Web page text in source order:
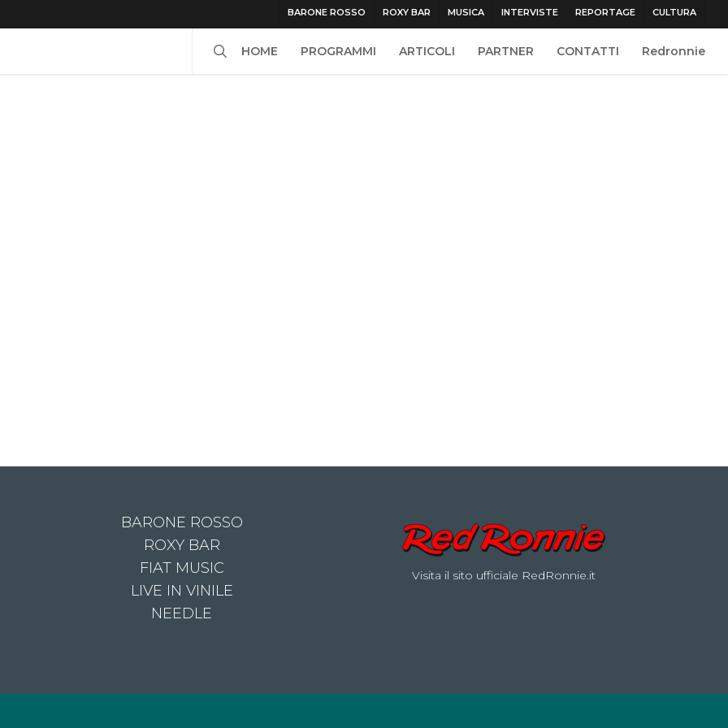
BARONE ROSSO ROXY BAR MUSICA INTERVISTE REPORTAGE CULTURA
HOME PROGRAMMI ARTICOLI PARTNER CONTATTI Redronnie
BARONE ROSSO
ROXY BAR
FIAT MUSIC
LIVE IN VINILE
NEEDLE
Visita il sito ufficiale RedRonnie.it